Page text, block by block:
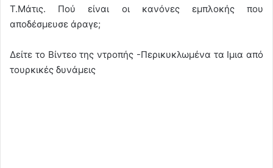
Τ.Μάτις. Πού είναι οι κανόνες εμπλοκής που
αποδέσμευσε άραγε;
Δείτε το Βίντεο της ντροπής -Περικυκλωμένα τα Ιμια από
τουρκικές δυνάμεις